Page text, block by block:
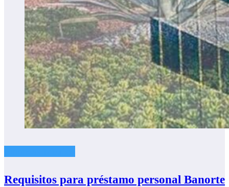
Requisitos para préstamo personal Banorte